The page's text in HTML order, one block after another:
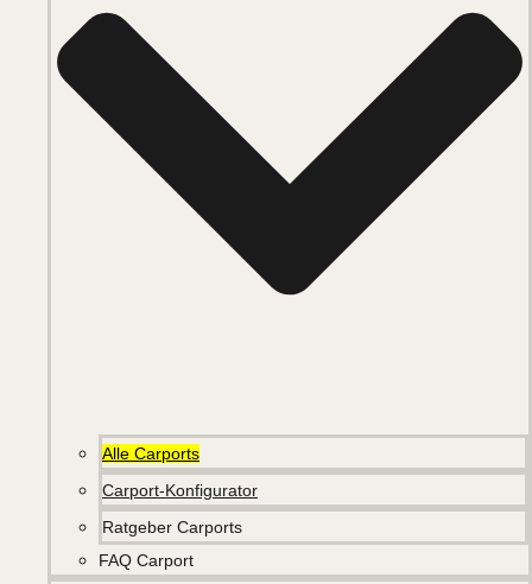
Alle Carports
Carport-Konfigurator
Ratgeber Carports
FAQ Carport